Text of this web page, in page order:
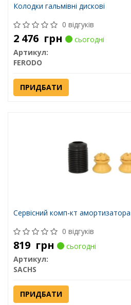
Колодки гальмівні дискові
0 відгуків
2 476 грн
сьогодні
Артикул:
FERODO
ПРИДБАТИ
Сервісний комп-кт амортизатора
0 відгуків
819 грн
сьогодні
Артикул:
SACHS
ПРИДБАТИ